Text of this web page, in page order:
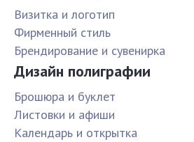
Визитка и логотип
Фирменный стиль
Брендирование и сувенирка
Дизайн полиграфии
Брошюра и буклет
Листовки и афиши
Календарь и открытка